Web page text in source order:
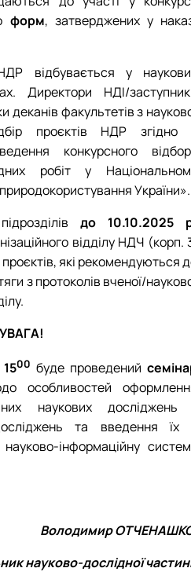
форм, затверджених у
відбувається у
Директори НДІ/
деканів факультетів з
проєктів НДР згідно
конкурсного
робіт у
природокористування України».
до 10.10.2025
відділу НДЧ (корп.
які рекомендуються
з протоколів вченої/
УВАГА!
00 буде проведений
особливостей
наукових досліджень
та введення їх
інформаційну
Володимир
науково-дослідної